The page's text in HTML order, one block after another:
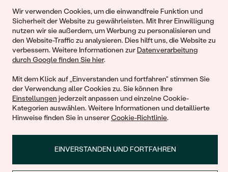
Wir verwenden Cookies, um die einwandfreie Funktion und
Sicherheit der Website zu gewährleisten. Mit Ihrer Einwilligung
nutzen wir sie außerdem, um Werbung zu personalisieren und
den Website-Traffic zu analysieren. Dies hilft uns, die Website zu
verbessern. Weitere Informationen zur Datenverarbeitung
durch Google finden Sie hier.
Mit dem Klick auf „Einverstanden und fortfahren" stimmen Sie
der Verwendung aller Cookies zu. Sie können Ihre
Einstellungen jederzeit anpassen und einzelne Cookie-
Kategorien auswählen. Weitere Informationen und detaillierte
Hinweise finden Sie in unsererCookie-Richtlinie.
EINVERSTANDEN UND FORTFAHREN
Begleiten Sie uns!
© 2011 - 2026, Eppi.de